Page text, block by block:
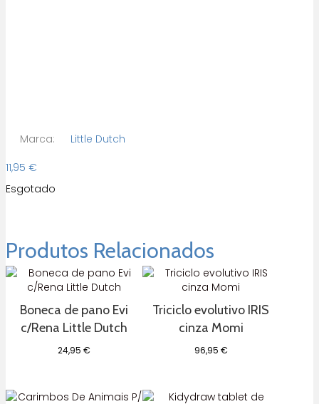
Marca:
Little Dutch
11,95 €
Esgotado
Produtos Relacionados
Boneca de pano Evi
c/Rena Little Dutch
24,95€
Triciclo evolutivo IRIS
cinza Momi
96,95 €